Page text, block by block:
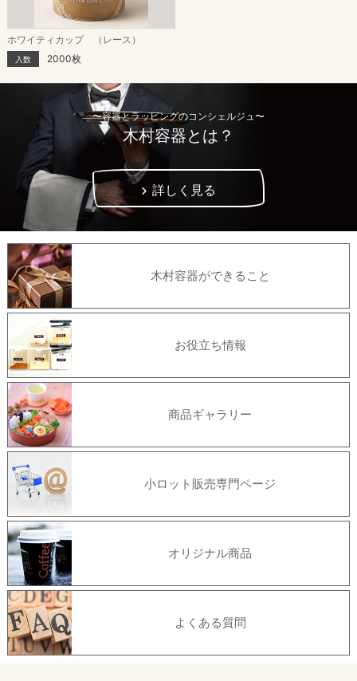
ホワイティカップ （レース）
入数 2000枚
〜容器とラッピングのコンシェルジュ〜
木村容器とは？
詳しく見る
木村容器ができること
お役立ち情報
商品ギャラリー
小ロット販売専門ページ
オリジナル商品
よくある質問